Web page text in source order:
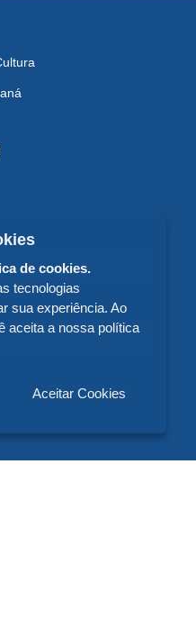
de cookies.
tecnologias
sua experiência. Ao
aceita a nossa política
Aceitar Cookies